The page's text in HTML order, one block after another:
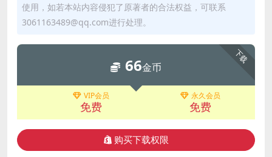
使用，如若本站内容侵犯了原著者的合法权益，可联系
3061163489@qq.com进行处理。
下载
66金币
VIP会员
免费
永久会员
免费
购买下载权限